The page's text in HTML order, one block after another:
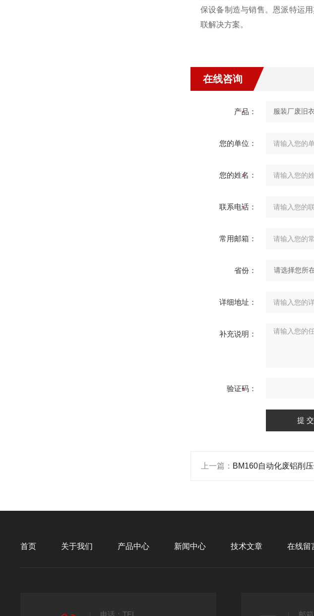
保设备制造与销售。恩派特运
联解决方案。
在线咨询
产品：
您的单位：
您的姓名：
联系电话：
常用邮箱：
省份：
详细地址：
补充说明：
验证码：
上一篇： BM160自动化废铝削
首页 关于我们 产品中心 新闻中心 技术文章 在线留
电话：TEL 邮